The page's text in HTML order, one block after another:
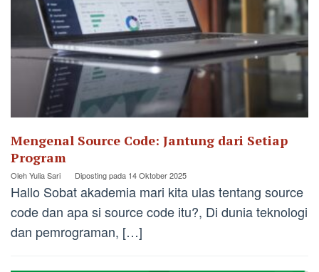
Mengenal Source Code: Jantung dari Setiap
Program
OlehYulia Sari Diposting pada 14 Oktober 2025
Hallo Sobat akademia mari kita ulas tentang source
code dan apa si source code itu?, Di dunia teknologi
dan pemrograman, […]